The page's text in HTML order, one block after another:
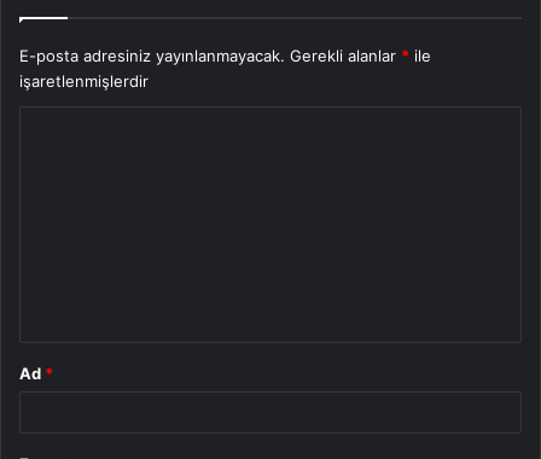
E-posta adresiniz yayınlanmayacak. Gerekli alanlar * ile
işaretlenmişlerdir
Ad *